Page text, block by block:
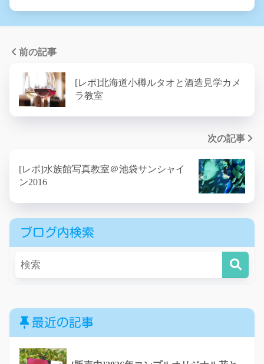
前の記事
[レポ]北海道小樽ルタオと酒造見学カメ
ラ教室
次の記事
[レポ]水族館写真教室＠池袋サンシャイ
ン2016
ブログ内検索
最近の記事